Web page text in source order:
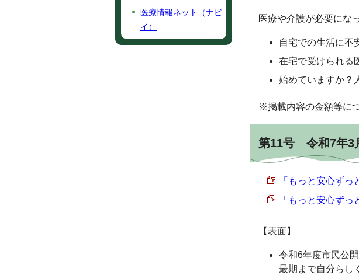
医療や介護が必要にな
自宅での生活に不
在宅で受けられる
始めていますか？
※掲載内容の金額等に
第11号 令和7年3
「もっと安心ず
「もっと安心ず
【表面】
令和6年度市民公
最期まで自分らし
医療情報ネット（ナビ
イ）